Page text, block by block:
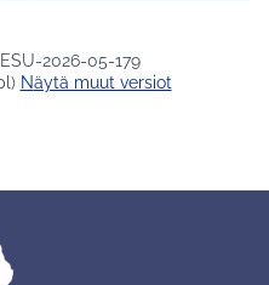
2026-05-179
näytä muut versiot